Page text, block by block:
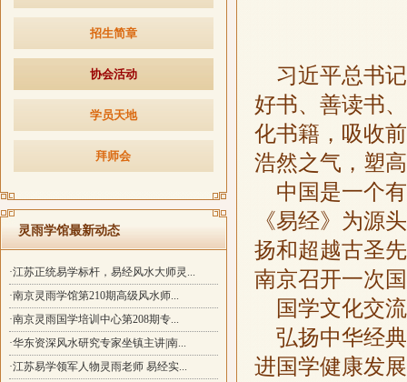
招生简章
协会活动
学员天地
拜师会
灵雨学馆最新动态
·江苏正统易学标杆，易经风水大师灵...
·南京灵雨学馆第210期高级风水师...
·南京灵雨国学培训中心第208期专...
·华东资深风水研究专家坐镇主讲|南...
·江苏易学领军人物灵雨老师 易经实...
习近平总书记
好书、善读书
化书籍，吸收
浩然之气，塑
中国是一个有
《易经》为源
扬和超越古圣
南京召开一次
国学文化交
弘扬中华经典
进国学健康发